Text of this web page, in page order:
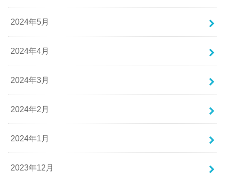
2024年5月
2024年4月
2024年3月
2024年2月
2024年1月
2023年12月